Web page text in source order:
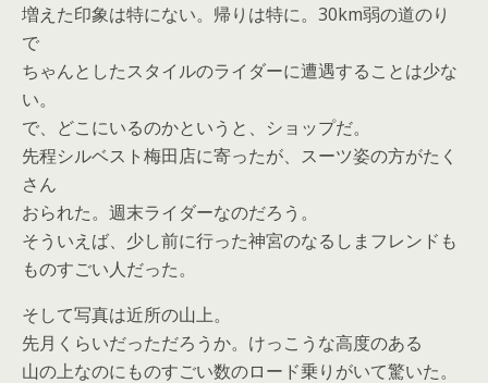
増えた印象は特にない。帰りは特に。30km弱の道のり
で
ちゃんとしたスタイルのライダーに遭遇することは少な
い。
で、どこにいるのかというと、ショップだ。
先程シルベスト梅田店に寄ったが、スーツ姿の方がたく
さん
おられた。週末ライダーなのだろう。
そういえば、少し前に行った神宮のなるしまフレンドも
ものすごい人だった。
そして写真は近所の山上。
先月くらいだっただろうか。けっこうな高度のある
山の上なのにものすごい数のロード乗りがいて驚いた。